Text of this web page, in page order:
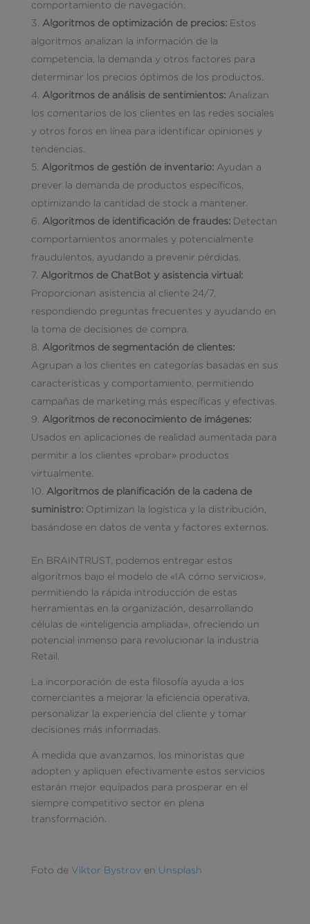
comportamiento de navegación.
Algoritmos de optimización de precios:Estos
algoritmos analizan la información de la
competencia, la demanda y otros factores para
determinar los precios óptimos de los productos.
Algoritmos de análisis de sentimientos:Analizan
los comentarios de los clientes en las redes sociales
y otros foros en línea para identificar opiniones y
tendencias.
Algoritmos de gestión de inventario:Ayudan a
prever la demanda de productos específicos,
optimizando la cantidad de stock a mantener.
Algoritmos de identificación de fraudes:Detectan
comportamientos anormales y potencialmente
fraudulentos, ayudando a prevenir pérdidas.
Algoritmos de ChatBot y asistencia virtual:
Proporcionan asistencia al cliente 24/7,
respondiendo preguntas frecuentes y ayudando en
la toma de decisiones de compra.
Algoritmos de segmentación de clientes:
Agrupan a los clientes en categorías basadas en sus
características y comportamiento, permitiendo
campañas de marketing más específicas y efectivas.
Algoritmos de reconocimiento de imágenes:
Usados en aplicaciones de realidad aumentada para
permitir a los clientes «probar» productos
virtualmente.
Algoritmos de planificación de la cadena de
suministro:Optimizan la logística y la distribución,
basándose en datos de venta y factores externos.
En BRAINTRUST, podemos entregar estos
algoritmos bajo el modelo de «IA cómo servicios»,
permitiendo la rápida introducción de estas
herramientas en la organización, desarrollando
células de «inteligencia ampliada», ofreciendo un
potencial inmenso para revolucionar la industria
Retail.
La incorporación de esta filosofía ayuda a los
comerciantes a mejorar la eficiencia operativa,
personalizar la experiencia del cliente y tomar
decisiones más informadas.
A medida que avanzamos, los minoristas que
adopten y apliquen efectivamente estos servicios
estarán mejor equipados para prosperar en el
siempre competitivo sector en plena
transformación.
Foto de Viktor Bystroven Unsplash